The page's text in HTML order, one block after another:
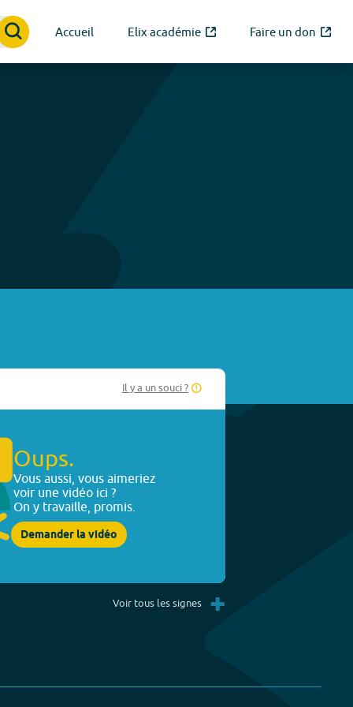
Accueil Elix académie Faire un don
Il y a un souci ?
Oups.
Vous aussi, vous aimeriez
voir une vidéo ici ?
On y travaille, promis.
Demander la vidéo
Voir tous les signes +